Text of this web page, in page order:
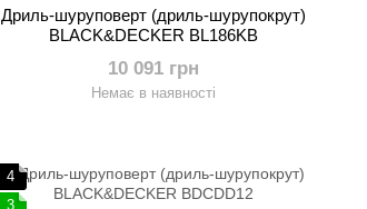
Дриль-шуруповерт (дриль-шурупокрут)
BLACK&DECKER BL186KB
10 091 грн
Немає в наявності
4
3